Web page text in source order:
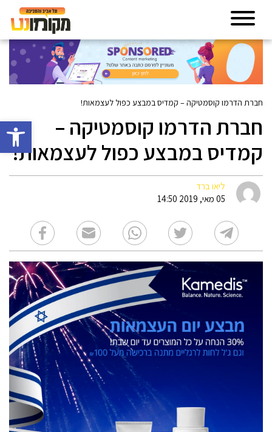
פתח
חברת הדרמו קוסמטיקה – קמדיס במבצע כפול לעצמאות!
חברת הדרמו קוסמטיקה –
קמדיס במבצע כפול לעצמאות!
ליאו ברד
05 מאי, 2019 14:50